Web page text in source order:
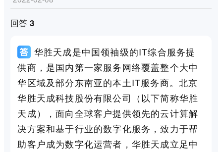
回答 3
华胜天成是中国领袖级的IT综合服务提
供商，是国内第一家服务网络覆盖整个大中
华区域及部分东南亚的本土IT服务商。北京
华胜天成科技股份有限公司（以下简称华胜
天成），面向全球客户提供领先的云计算解
决方案和基于行业的数字化服务，致力于帮
助客户成为数字化运营者，华胜天成立足中